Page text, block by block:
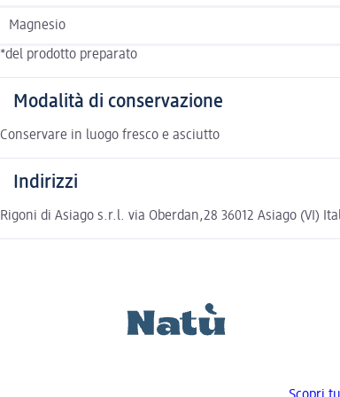
Magnesio
*del prodotto preparato
Modalità di conservazione
Conservare in luogo fresco e asciutto
Indirizzi
Rigoni di Asiago s.r.l. via Oberdan,28 36012 Asiago (VI)